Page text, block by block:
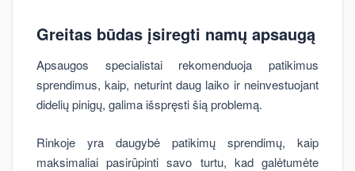
Greitas būdas įsiregti namų apsaugą
Apsaugos specialistai rekomenduoja patikimus
sprendimus, kaip, neturint daug laiko ir neinvestuojant
didelių pinigų, galima išspręsti šią problemą.
Rinkoje yra daugybė patikimų sprendimų, kaip
maksimaliai pasirūpinti savo turtu, kad galėtumėte